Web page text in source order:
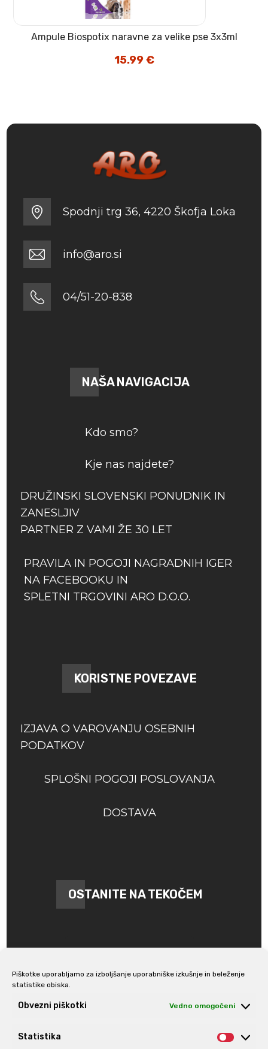
Piškotke uporabljamo za izboljšanje uporabniške izkušnje in beleženje
statistike obiska.
Obvezni piškotki Vedno omogočeni
Statistika
Ampule Biospotix naravne za velike pse 3x3ml
15.99€
Spodnji trg 36, 4220 Škofja Loka
info@aro.si
04/51-20-838
NAŠA NAVIGACIJA
Kdo smo?
Kje nas najdete?
DRUŽINSKI SLOVENSKI PONUDNIK IN
ZANESLJIV
PARTNER Z VAMI ŽE 30 LET
PRAVILA IN POGOJI NAGRADNIH IGER
NA FACEBOOKU IN
SPLETNI TRGOVINI ARO D.O.O.
KORISTNE POVEZAVE
IZJAVA O VAROVANJU OSEBNIH
PODATKOV
SPLOŠNI POGOJI POSLOVANJA
DOSTAVA
OSTANITE NA TEKOČEM